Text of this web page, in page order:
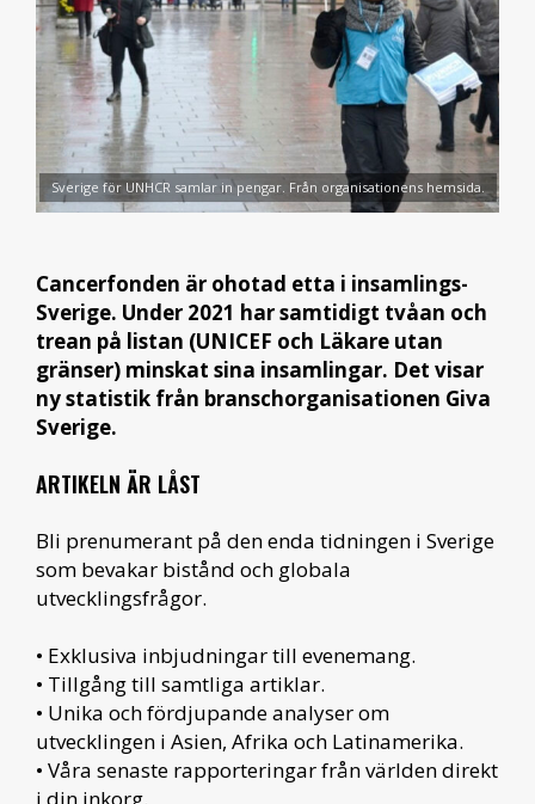
Sverige för UNHCR samlar in pengar. Från organisationens hemsida.
Cancerfonden är ohotad etta i insamlings-
Sverige. Under 2021 har samtidigt tvåan och
trean på listan (UNICEF och Läkare utan
gränser) minskat sina insamlingar. Det visar
ny statistik från branschorganisationen Giva
Sverige.
ARTIKELN ÄR LÅST
Bli prenumerant på den enda tidningen i Sverige
som bevakar bistånd och globala
utvecklingsfrågor.
• Exklusiva inbjudningar till evenemang.
• Tillgång till samtliga artiklar.
• Unika och fördjupande analyser om
utvecklingen i Asien, Afrika och Latinamerika.
• Våra senaste rapporteringar från världen direkt